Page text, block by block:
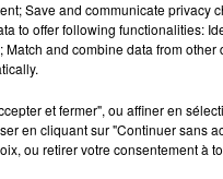
Save and communicate privacy
to offer following functionalities:
and combine data from
et fermer", ou affiner en
en cliquant sur "Continuer sans
ou retirer votre consentement à